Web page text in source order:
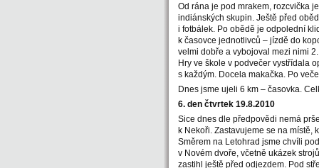
Od rána je pod mrakem, rozcvička
indiánských skupin. Ještě před
i fotbálek. Po obědě je odpolední
k časovce jednotlivců – jízdě do
velmi dobře a vybojoval mezi nimi
Hry ve škole v podvečer vystřídala
s každým. Docela makačka. Po
Dnes jsme ujeli 6 km – časovka.
6. den čtvrtek 19.8.2010
Sice dnes dle předpovědi nemá
k Nekoři. Zastavujeme se na místě,
Směrem na Letohrad jsme chvíli
v Novém dvoře, včetně ukázek
zastihl ještě před odjezdem. Pod